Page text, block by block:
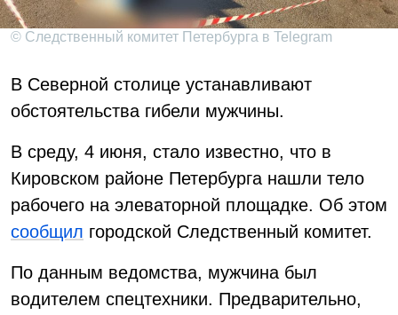
© Следственный комитет Петербурга в Telegram
В Северной столице устанавливают
обстоятельства гибели мужчины.
В среду, 4 июня, стало известно, что в
Кировском районе Петербурга нашли тело
рабочего на элеваторной площадке. Об этом
сообщил городской Следственный комитет.
По данным ведомства, мужчина был
водителем спецтехники. Предварительно,